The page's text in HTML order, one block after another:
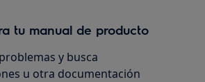
tu manual de producto
y busca
u otra documentación